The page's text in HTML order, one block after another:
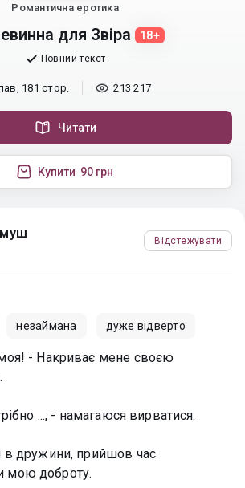
Романтична еротика
для Звіра 18+
Повний текст
181 стор. 213 217
Читати
Купити 90 грн
Відстежувати
незаймана дуже відверто
- Накриває мене своєю
..., - намагаюся вирватися.
в дружини, прийшов час
мою доброту.